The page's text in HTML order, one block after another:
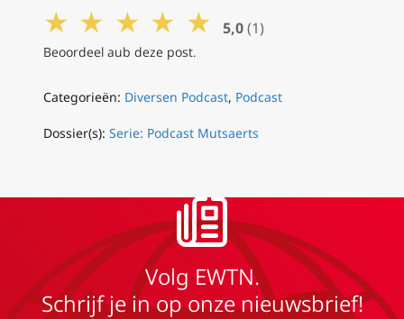
★ ★ ★ ★ ★ 5,0 (1)
Beoordeel aub deze post.
Categorieën: Diversen Podcast, Podcast
Dossier(s): Serie: Podcast Mutsaerts
Volg EWTN.
Schrijf je in op onze nieuwsbrief!